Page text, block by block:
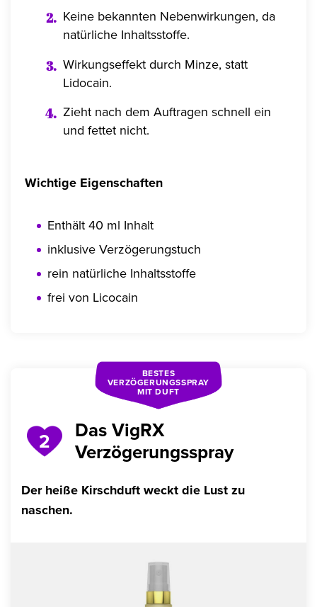
Keine bekannten Nebenwirkungen, da
natürliche Inhaltsstoffe.
Wirkungseffekt durch Minze, statt
Lidocain.
Zieht nach dem Auftragen schnell ein
und fettet nicht.
Wichtige Eigenschaften
Enthält 40 ml Inhalt
inklusive Verzögerungstuch
rein natürliche Inhaltsstoffe
frei von Licocain
2
Das VigRX
Verzögerungsspray
BESTES
VERZÖGERUNGSSPRAY
MIT DUFT
Der heiße Kirschduft weckt die Lust zu
naschen.